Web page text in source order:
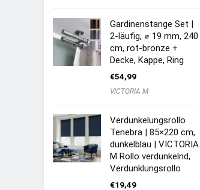
Gardinenstange Set |
2-läufig, ⌀ 19 mm, 240
cm, rot-bronze +
Decke, Kappe, Ring
€54,99
VICTORIA M
Verdunkelungsrollo
Tenebra | 85×220 cm,
dunkelblau | VICTORIA
M Rollo verdunkelnd,
Verdunklungsrollo
€19,49